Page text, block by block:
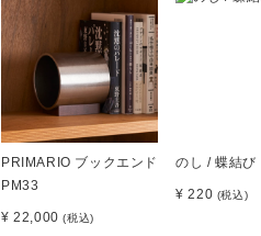
PRIMARIO ブックエンド
PM33
¥ 22,000(税込)
のし / 蝶結び
¥ 220 (税込)